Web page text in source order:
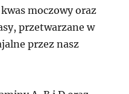
moczowy oraz
przetwarzane w
przez nasz